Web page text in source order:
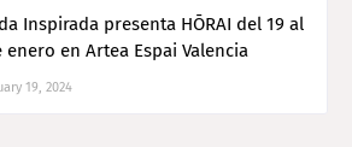
Inspirada presenta HŌRAI del 19 al
enero en Artea Espai Valencia
19, 2024